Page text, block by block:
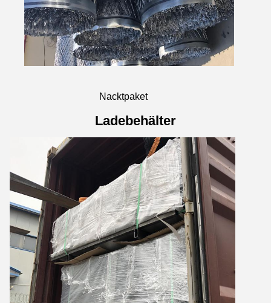
Nacktpaket
Ladebehälter